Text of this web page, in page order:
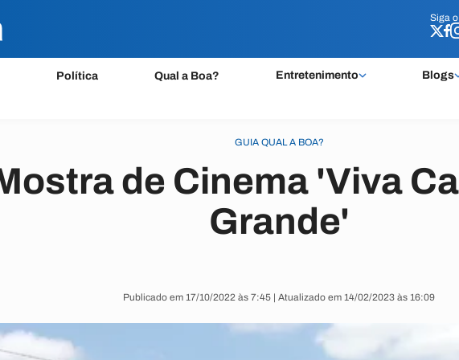
Siga o
Política Qual a Boa? Entretenimento Blogs
Siga o
GUIA QUAL A BOA?
de Cinema 'Viva
Grande'
Publicado em 17/10/2022 às 7:45 | Atualizado em 14/02/2023 às 16:09